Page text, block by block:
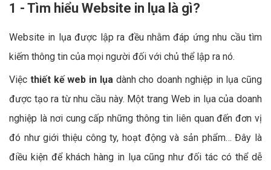
1 - Tìm hiểu Website in lụa là gì?
Website in lụa được lập ra đều nhằm đáp ứng nhu cầu tìm
kiếm thông tin của mọi người đối với chủ thể lập ra nó.
Việc thiết kế web in lụadành cho doanh nghiệp in lụa cũng
được tạo ra từ nhu cầu này. Một trang Web in lụa của doanh
nghiệp là nơi cung cấp những thông tin liên quan đến đơn vị
đó như giới thiệu công ty, hoạt động và sản phẩm… Đây là
điều kiện để khách hàng in lụa cũng như đối tác có thể dễ